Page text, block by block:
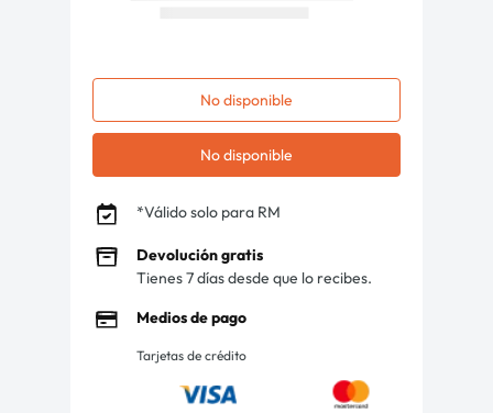
No disponible
No disponible
*Válido solo para RM
Devolución gratis
Tienes 7 días desde que lo recibes.
Medios de pago
Tarjetas de crédito